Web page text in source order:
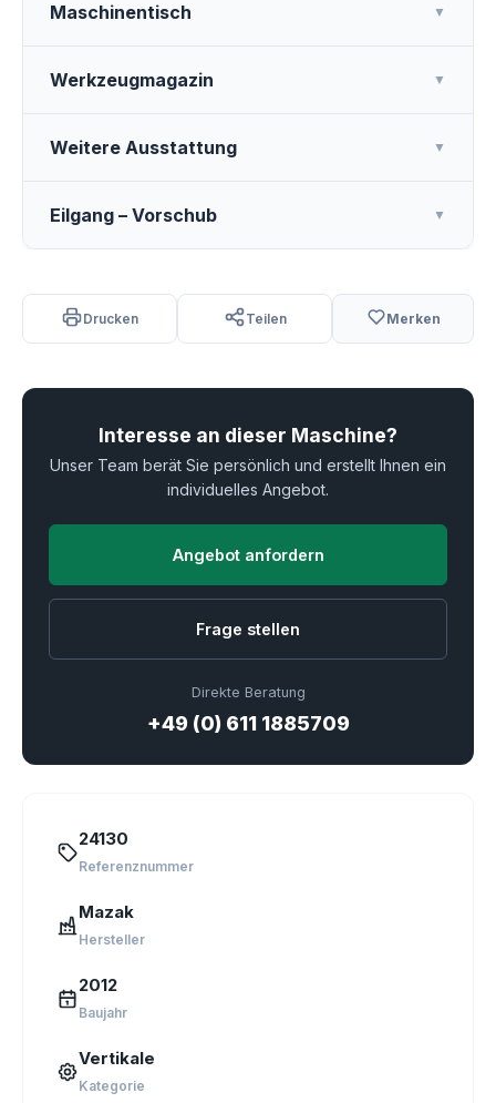
Maschinentisch ▼
Werkzeugmagazin ▼
Weitere Ausstattung ▼
Eilgang – Vorschub ▼
Drucken Teilen Merken
Interesse an dieser Maschine?
Unser Team berät Sie persönlich und erstellt Ihnen ein
individuelles Angebot.
Angebot anfordern
Frage stellen
Direkte Beratung
+49 (0) 611 1885709
24130
Referenznummer
Mazak
Hersteller
2012
Baujahr
Vertikale
Kategorie